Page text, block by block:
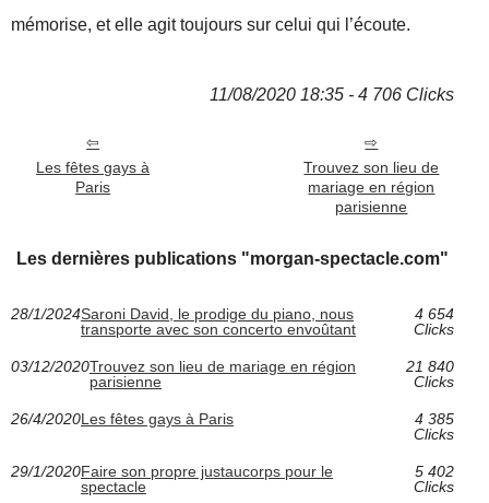
mémorise, et elle agit toujours sur celui qui l’écoute.
11/08/2020 18:35 - 4 706 Clicks
Les fêtes gays à
Paris
Trouvez son lieu de
mariage en région
parisienne
Les dernières publications "morgan-spectacle.com"
28/1/2024Saroni David, le prodige du piano, nous
transporte avec son concerto envoûtant
4 654
Clicks
03/12/2020Trouvez son lieu de mariage en région
parisienne
21 840
Clicks
26/4/2020Les fêtes gays à Paris
4 385
Clicks
29/1/2020Faire son propre justaucorps pour le
spectacle
5 402
Clicks